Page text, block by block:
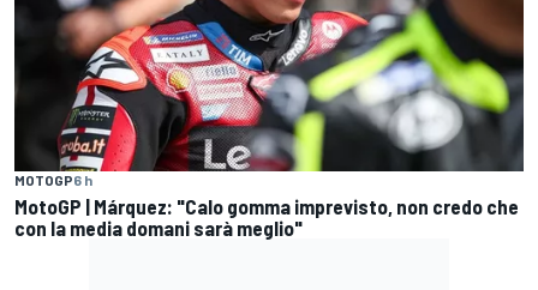
MOTOGP6 h
MotoGP | Márquez: "Calo gomma imprevisto, non credo che
con la media domani sarà meglio"